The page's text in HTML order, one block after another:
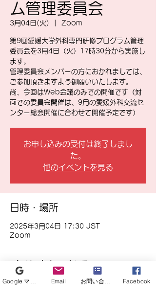
ム管理委員会
3月04日(火) Zoom
第9回愛媛大学外科専門研修プログラム管理
委員会を3月4日（火）17時30分から実施し
ます。
管理委員会メンバーの方におかれましては、
ご参加頂きますよう御願いいたします。
尚、今回はWeb会議のみでの開催です（対
面での委員会開催は、9月の愛媛外科交流セ
ンター総会開催に合わせて開催予定です）
お申し込みの受付は終了しまし
た。
他のイベントを見る
日時・場所
2025年3月04日 17:30 JST
Zoom
イベントについて
第9回愛媛大学外科専門研修プログラム管理
Email お問い合わせフォーム Facebook